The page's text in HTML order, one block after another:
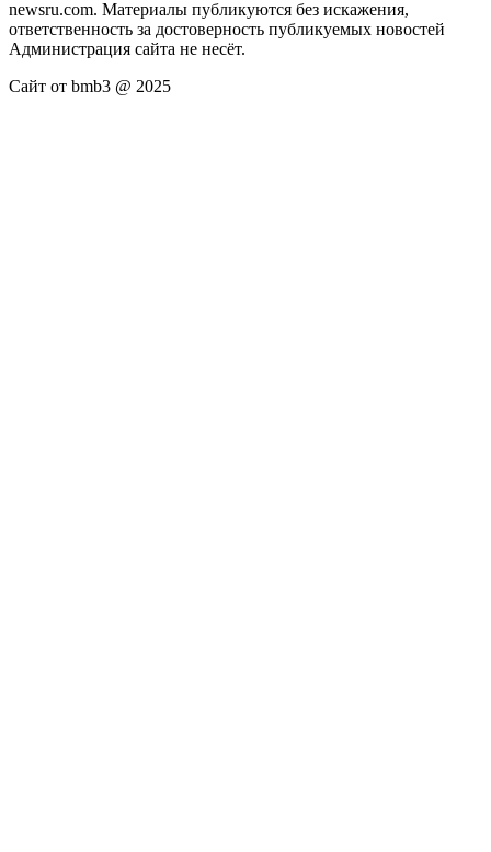
newsru.com. Материалы публикуются без искажения,
ответственность за достоверность публикуемых новостей
Администрация сайта не несёт.
Сайт от bmb3 @ 2025